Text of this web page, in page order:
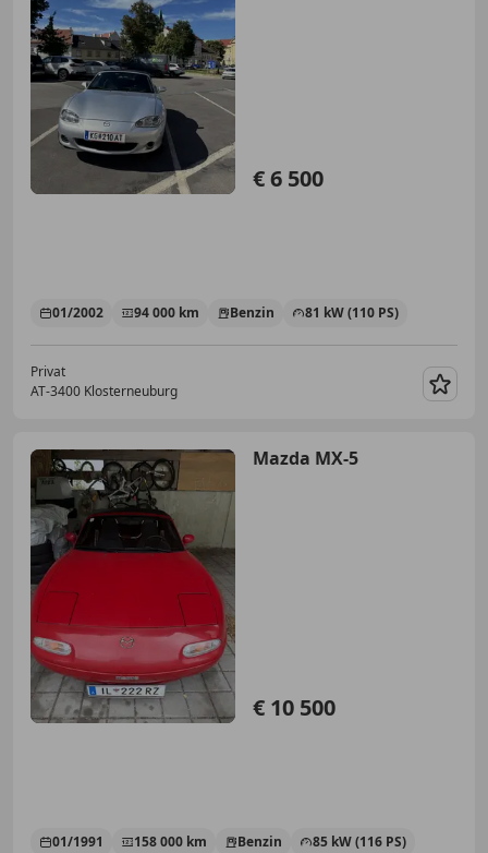
€ 6 500
01/2002 94 000 km Benzin 81 kW (110 PS)
Privat
AT-3400 Klosterneuburg
Mazda MX-5
€ 10 500
01/1991 158 000 km Benzin 85 kW (116 PS)